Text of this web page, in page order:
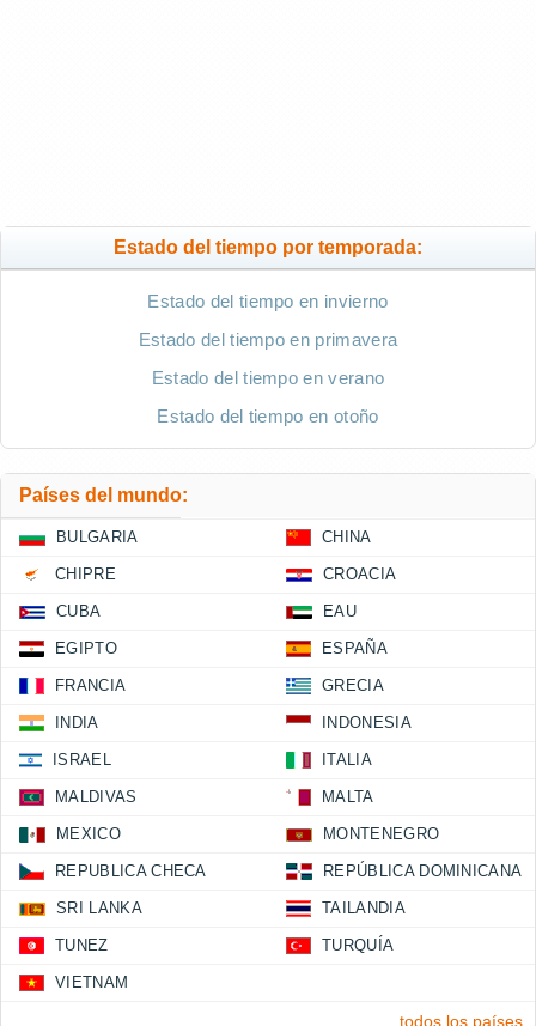
Estado del tiempo por temporada:
Estado del tiempo en invierno
Estado del tiempo en primavera
Estado del tiempo en verano
Estado del tiempo en otoño
Países del mundo:
BULGARIA CHINA
CHIPRE CROACIA
CUBA EAU
EGIPTO ESPAÑA
FRANCIA GRECIA
INDIA INDONESIA
ISRAEL ITALIA
MALDIVAS MALTA
MEXICO MONTENEGRO
REPUBLICA CHECA REPÚBLICA DOMINICANA
SRI LANKA TAILANDIA
TUNEZ TURQUÍA
VIETNAM
todos los países